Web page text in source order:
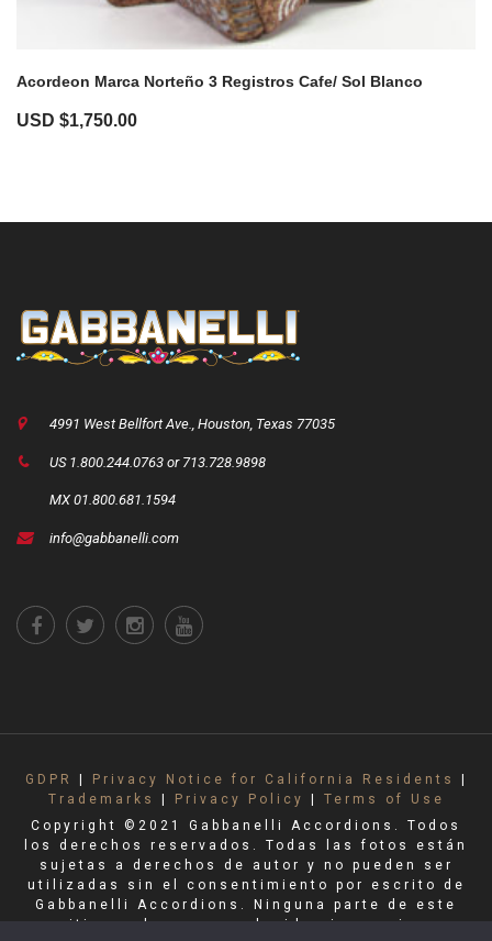
Acordeon Marca Norteño 3 Registros Cafe/ Sol Blanco
USD $1,750.00
4991 West Bellfort Ave., Houston, Texas 77035
US 1.800.244.0763 or 713.728.9898
MX 01.800.681.1594
info@gabbanelli.com
GDPR Privacy Notice for California Residents
Trademarks
Privacy Policy
Terms of Use
Copyright ©2021 Gabbanelli Accordions. Todos
los derechos reservados. Todas las fotos están
sujetas a derechos de autor y no pueden ser
utilizadas sin el consentimiento por escrito de
Gabbanelli Accordions. Ninguna parte de este
sitio puede ser reproducida sin permiso.